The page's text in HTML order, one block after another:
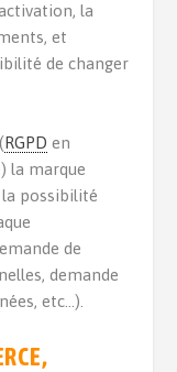
la
et
de changer
RGPD en
la marque
possibilité
de
demande
etc…).